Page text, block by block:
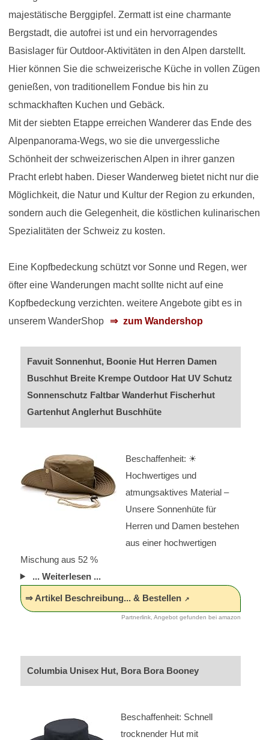
majestätische Berggipfel. Zermatt ist eine charmante
Bergstadt, die autofrei ist und ein hervorragendes
Basislager für Outdoor-Aktivitäten in den Alpen darstellt.
Hier können Sie die schweizerische Küche in vollen Zügen
genießen, von traditionellem Fondue bis hin zu
schmackhaften Kuchen und Gebäck.
Mit der siebten Etappe erreichen Wanderer das Ende des
Alpenpanorama-Wegs, wo sie die unvergessliche
Schönheit der schweizerischen Alpen in ihrer ganzen
Pracht erlebt haben. Dieser Wanderweg bietet nicht nur die
Möglichkeit, die Natur und Kultur der Region zu erkunden,
sondern auch die Gelegenheit, die köstlichen kulinarischen
Spezialitäten der Schweiz zu kosten.
Eine Kopfbedeckung schützt vor Sonne und Regen, wer
öfter eine Wanderungen macht sollte nicht auf eine
Kopfbedeckung verzichten. weitere Angebote gibt es in
unserem WanderShop
zum Wandershop
Favuit Sonnenhut, Boonie Hut Herren Damen
Buschhut Breite Krempe Outdoor Hat UV Schutz
Sonnenschutz Faltbar Wanderhut Fischerhut
Gartenhut Anglerhut Buschhüte
Beschaffenheit: ☀
Hochwertiges und
atmungsaktives Material –
Unsere Sonnenhüte für
Herren und Damen bestehen
aus einer hochwertigen
Mischung aus 52 %
... Weiterlesen ...
⇒ Artikel Beschreibung... & Bestellen
Partnerlink, Angebot gefunden bei amazon
Columbia Unisex Hut, Bora Bora Booney
Beschaffenheit: Schnell
trocknender Hut mit